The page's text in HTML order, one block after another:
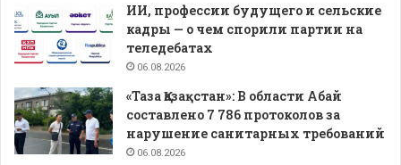
ИИ, профессии будущего и сельские
кадры — о чем спорили партии на
теледебатах
06.08.2026
«Таза Қазақстан»: В области Абай
составлено 7 786 протоколов за
нарушение санитарных требований
06.08.2026